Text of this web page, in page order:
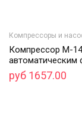
Компрессоры и
Компрессор M-
автоматическим
руб 1657.00